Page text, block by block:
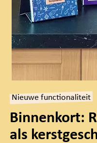
Nieuwe functionaliteit
Binnenkort:
als